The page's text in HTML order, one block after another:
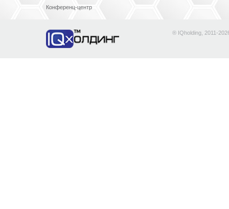
Конференц-центр
® IQholding, 2011-